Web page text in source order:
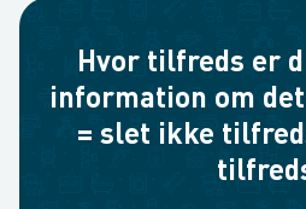
Hvor tilfreds er
information om
= slet ikke